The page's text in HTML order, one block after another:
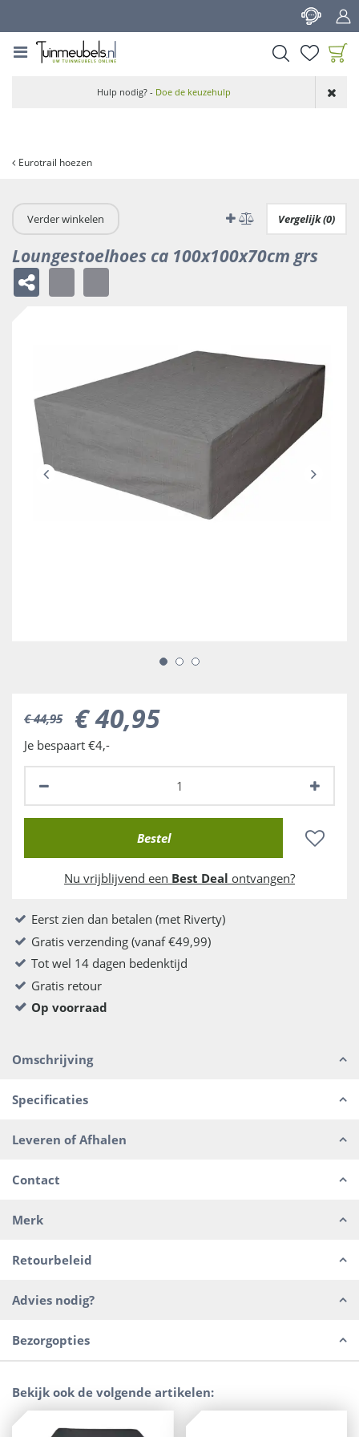
Eurotrail hoezen
aan wensenlijst
Hulp nodig? - Doe de keuzehulp
Verder winkelen Vergelijk (0)
Loungestoelhoes ca 100x100x70cm grs
€ 44,95 €40,95
Je bespaart €4,-
Nu vrijblijvend een Best Deal ontvangen?
Eerst zien dan betalen (met Riverty)
Gratis verzending (vanaf €49,99)
Tot wel 14 dagen bedenktijd
Gratis retour
Op voorraad
Omschrijving
Specificaties
Leveren of Afhalen
Contact
Merk
Retourbeleid
Advies nodig?
Bezorgopties
Bekijk ook de volgende artikelen: